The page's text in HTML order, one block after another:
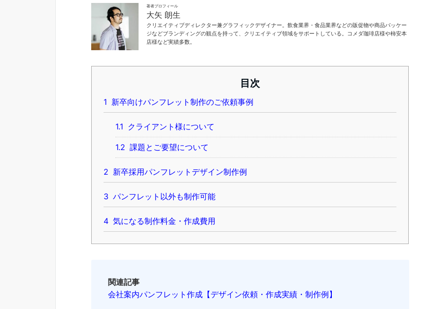
著者プロフィール
大矢 朗生
クリエイティブディレクター兼グラフィックデザイナー。飲食業界・食品業界などの販促物や商品パッケー
ジなどブランディングの観点を持って、クリエイティブ領域をサポートしている。コメダ珈琲店様や柿安本
店様など実績多数。
目次
1 新卒向けパンフレット制作のご依頼事例
1.1 クライアント様について
1.2 課題とご要望について
2 新卒採用パンフレットデザイン制作例
3 パンフレット以外も制作可能
4 気になる制作料金・作成費用
関連記事
会社案内パンフレット作成【デザイン依頼・作成実績・制作例】